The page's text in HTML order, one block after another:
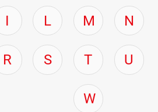
I L M N
R S T U
W